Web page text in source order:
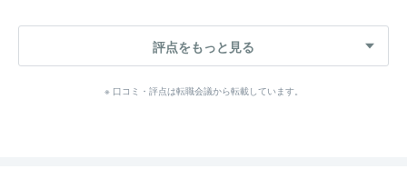
評点をもっと見る
※ 口コミ・評点は転職会議から転載しています。